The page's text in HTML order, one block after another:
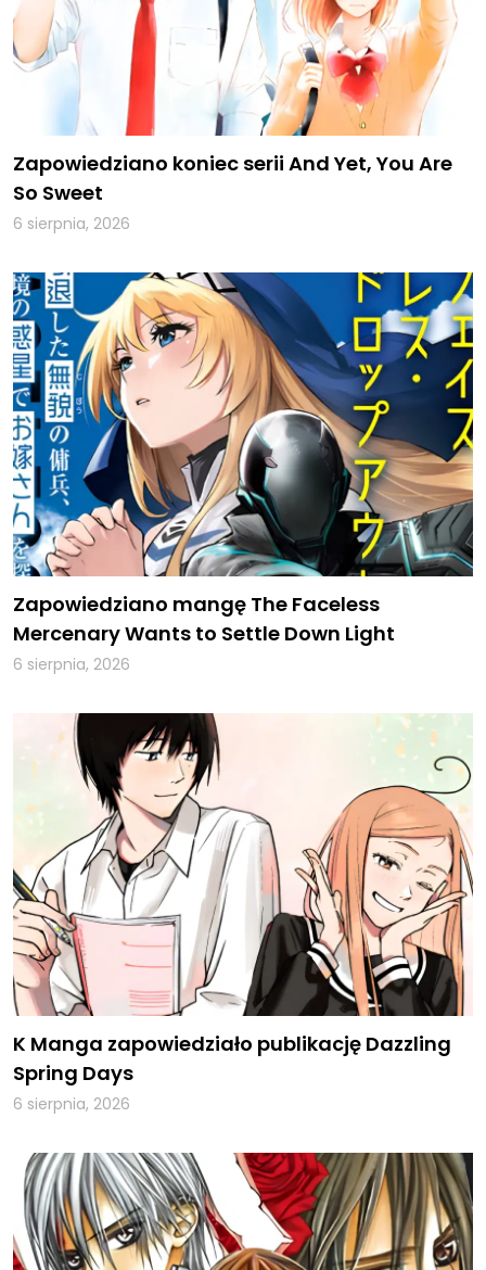
Zapowiedziano koniec serii And Yet, You Are
So Sweet
6 sierpnia, 2026
Zapowiedziano mangę The Faceless
Mercenary Wants to Settle Down Light
6 sierpnia, 2026
K Manga zapowiedziało publikację Dazzling
Spring Days
6 sierpnia, 2026